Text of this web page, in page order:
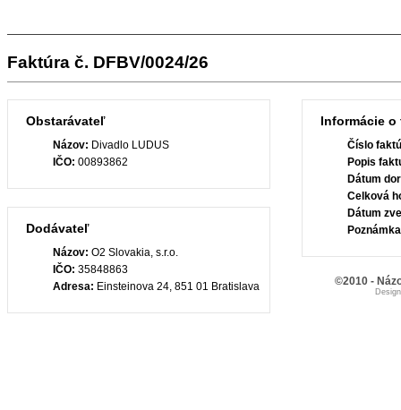
Faktúra č. DFBV/0024/26
Obstarávateľ
Názov: Divadlo LUDUS
IČO: 00893862
Dodávateľ
Názov: O2 Slovakia, s.r.o.
IČO: 35848863
Adresa: Einsteinova 24, 851 01 Bratislava
Informácie o
Číslo
Popis
Dátum
Celková
Dátum
©2010 -